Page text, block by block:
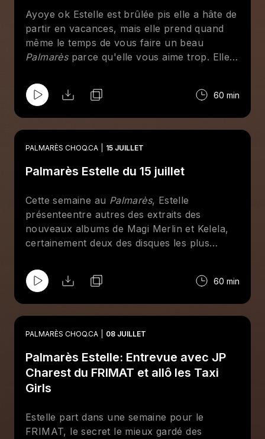
Ayoye ok Estelle est brûlée pis elle a hâte de
partir en vacances, mais elle prend quand
même le temps de vous faire un beau
Palmarèsparce qu'elle vous aime trop. Elle
FRIMAT, en particulier sur le concert de
Guhn Twei, glisse un mot sur le nouveau
Royal en septembre et fait jouer banger
après banger.
60 min
PALMARÈS CHOQ.CA 15 JUILLET
Palmarès Estelle du 15 juillet
Cette semaine au Palmarès, Estelle
présenteentre autres des extraits des
nouveaux albums de Magi Merlin et Kelela,
certainement deux des disques les plus
60 min
PALMARÈS CHOQ.CA 08 JUILLET
Palmarès Estelle: Entrevue avec JP
Charest du FRIMAT et allô les Taxi
Girls
Estelle part dans une semaine pour le
FRIMAT, le secret le mieux gardé des